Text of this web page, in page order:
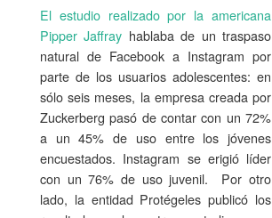
El estudio realizado por la americana
Pipper Jaffray hablaba de un traspaso
natural de Facebook a Instagram por
parte de los usuarios adolescentes: en
sólo seis meses, la empresa creada por
Zuckerberg pasó de contar con un 72%
a un 45% de uso entre los jóvenes
encuestados. Instagram se erigió líder
con un 76% de uso juvenil. Por otro
lado, la entidad Protégeles publicó los